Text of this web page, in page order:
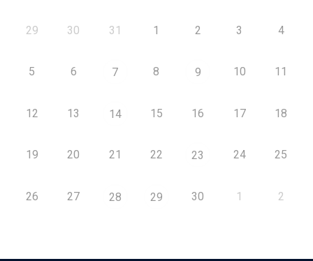
29 30 31 1 2 3 4
5 6 7 8 9 10 11
12 13 14 15 16 17 18
19 20 21 22 23 24 25
26 27 28 29 30 1 2